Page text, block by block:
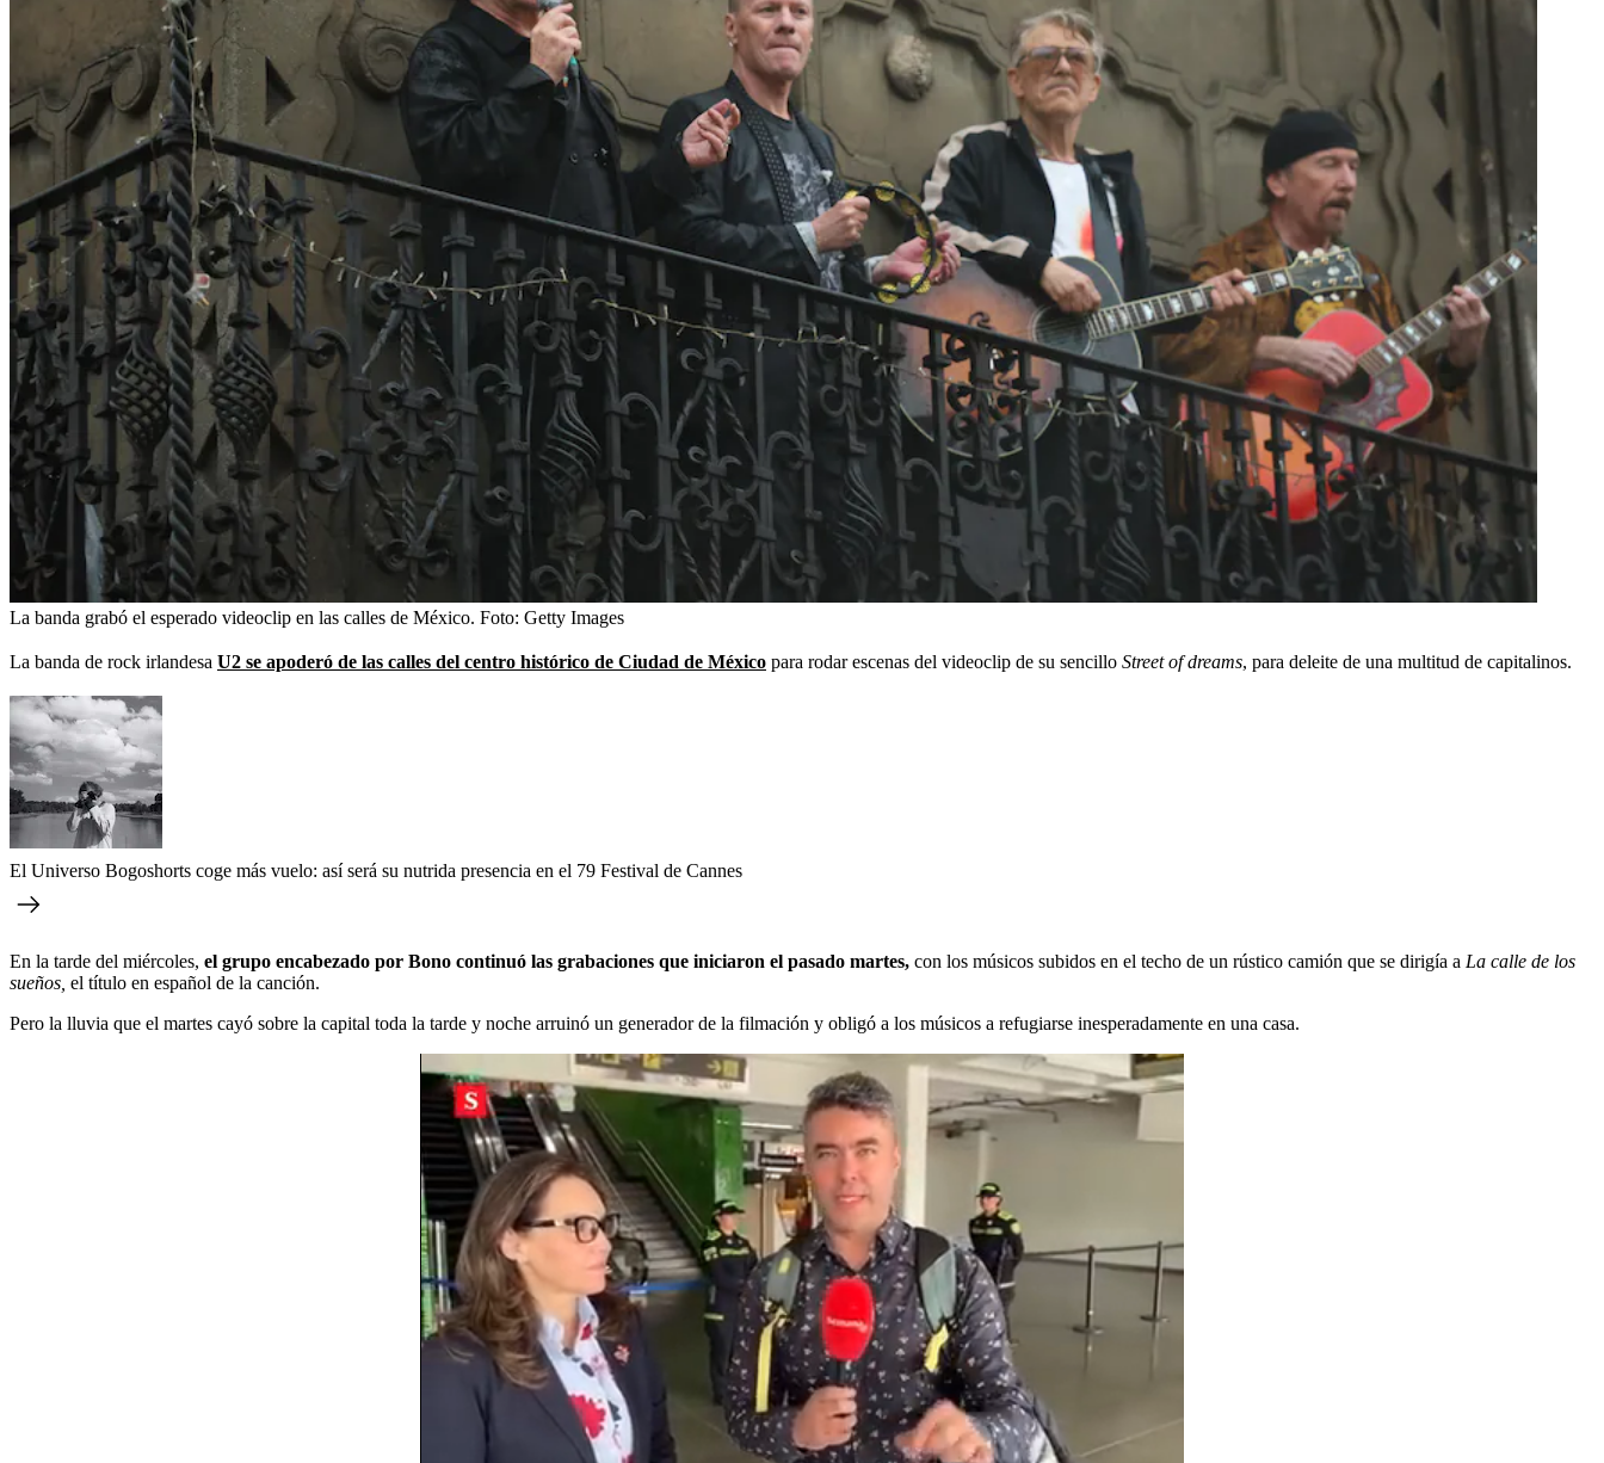
La banda grabó el esperado videoclip en las calles de México. Foto: Getty Images
La banda de rock irlandesa U2 se apoderó de las calles del centro histórico de Ciudad de México para rodar escenas del videoclip de su sencillo Street of dreams, para deleite de una multitud de capitalinos.
El Universo Bogoshorts coge más vuelo: así será su nutrida presencia en el 79 Festival de Cannes
En la tarde del miércoles, el grupo encabezado por Bono continuó las grabaciones que iniciaron el pasado martes, con los músicos subidos en el techo de un rústico camión que se dirigía a La calle de los
sueños, el título en español de la canción.
Pero la lluvia que el martes cayó sobre la capital toda la tarde y noche arruinó un generador de la filmación y obligó a los músicos a refugiarse inesperadamente en una casa.